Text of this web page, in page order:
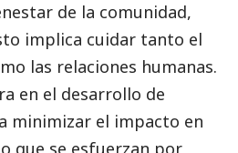
de la comunidad,
implica cuidar tanto el
las relaciones humanas.
en el desarrollo de
minimizar el impacto en